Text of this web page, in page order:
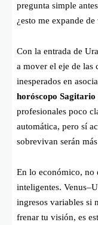
pregunta simple
¿esto me expande
Con la entrada de
a mover el eje de las
inesperados en
horóscopo
profesionales poco
automática, pero sí
sobrevivan serán
En lo económico, no
inteligentes.
ingresos variables si
frenar tu visión, es